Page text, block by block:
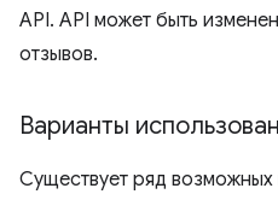
API. API может быть
отзывов.
Варианты
Существует ряд возможных